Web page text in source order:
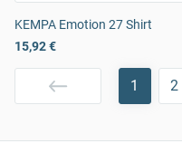
KEMPA Emotion 27 Shirt
15,92 €
1 2